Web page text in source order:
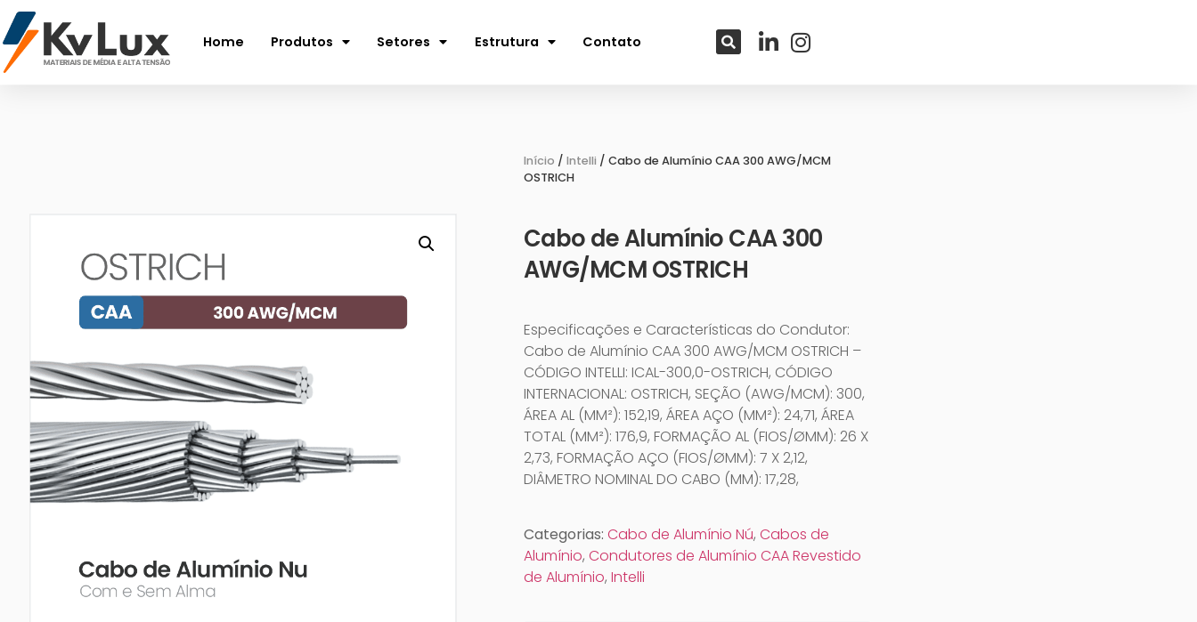
Home Produtos Setores Estrutura Contato
Início / Intelli / Cabo de Alumínio CAA 300 AWG/MCM
OSTRICH
Cabo de Alumínio CAA 300
AWG/MCM OSTRICH
Especificações e Características do Condutor:
Cabo de Alumínio CAA 300 AWG/MCM OSTRICH –
CÓDIGO INTELLI: ICAL-300,0-OSTRICH, CÓDIGO
INTERNACIONAL: OSTRICH, SEÇÃO (AWG/MCM): 300,
ÁREA AL (MM²): 152,19, ÁREA AÇO (MM²): 24,71, ÁREA
TOTAL (MM²): 176,9, FORMAÇÃO AL (FIOS/ØMM): 26 X
2,73, FORMAÇÃO AÇO (FIOS/ØMM): 7 X 2,12,
DIÂMETRO NOMINAL DO CABO (MM): 17,28,
Categorias: Cabo de Alumínio Nú, Cabos de
Alumínio, Condutores de Alumínio CAA Revestido
de Alumínio, Intelli